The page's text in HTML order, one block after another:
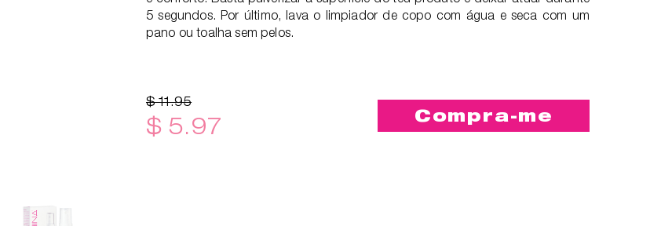
5 segundos. Por último, lava o limpiador de copo com água e seca com um
pano ou toalha sem pelos.
$ 11.95
$ 5.97